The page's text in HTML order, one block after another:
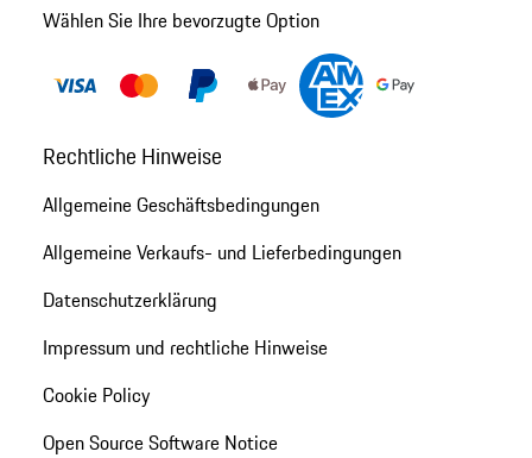
Wählen Sie Ihre bevorzugte Option
Rechtliche Hinweise
Allgemeine Geschäftsbedingungen
Allgemeine Verkaufs- und Lieferbedingungen
Datenschutzerklärung
Impressum und rechtliche Hinweise
Cookie Policy
Open Source Software Notice